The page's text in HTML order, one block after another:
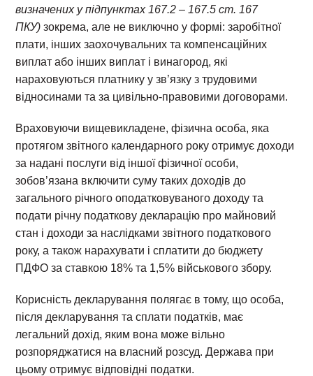
визначених у підпунктах 167.2 – 167.5 ст. 167
ПКУ) зокрема, але не виключно у формі: заробітної
плати, інших заохочувальних та компенсаційних
виплат або інших виплат і винагород, які
нараховуються платнику у зв’язку з трудовими
відносинами та за цивільно-правовими договорами.
Враховуючи вищевикладене, фізична особа, яка
протягом звітного календарного року отримує доходи
за надані послуги від іншої фізичної особи,
зобов’язана включити суму таких доходів до
загального річного оподатковуваного доходу та
подати річну податкову декларацію про майновий
стан і доходи за наслідками звітного податкового
року, а також нарахувати і сплатити до бюджету
ПДФО за ставкою 18% та 1,5% військового збору.
Корисність декларування полягає в тому, що особа,
після декларування та сплати податків, має
легальний дохід, яким вона може вільно
розпоряджатися на власний розсуд. Держава при
цьому отримує відповідні податки.